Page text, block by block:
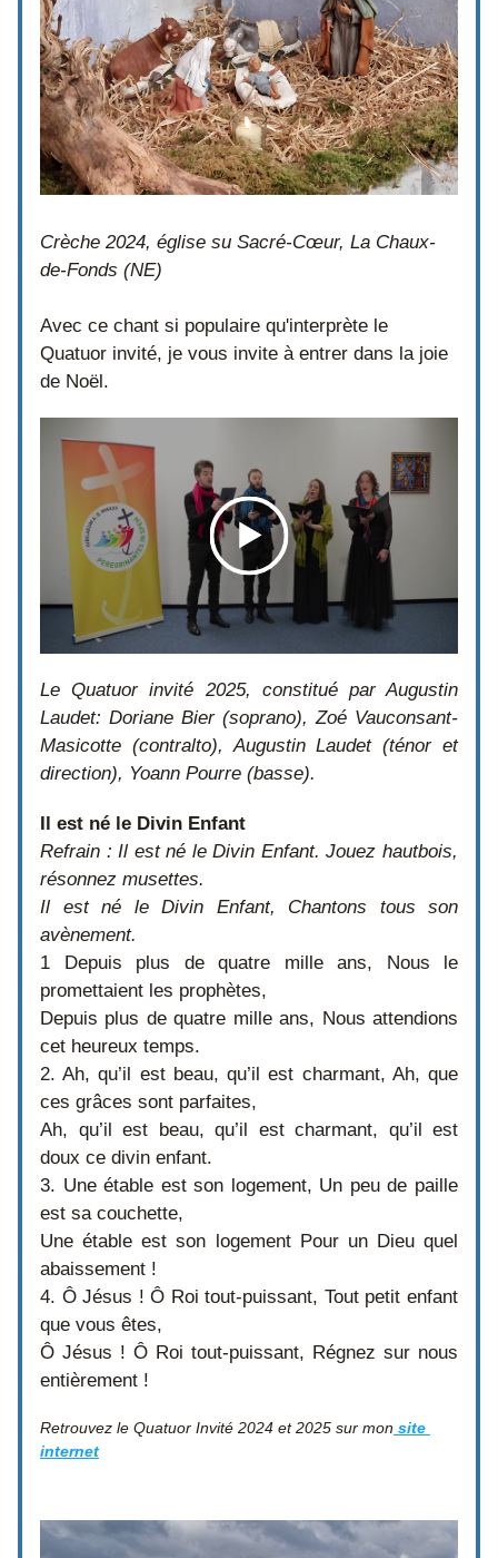
Crèche 2024, église su Sacré-Cœur, La Chaux-
de-Fonds (NE)
Avec ce chant si populaire qu'interprète le
Quatuor invité, je vous invite à entrer dans la joie
de Noël.
Le Quatuor invité 2025, constitué par Augustin
Laudet: Doriane Bier (soprano), Zoé Vauconsant-
Masicotte (contralto), Augustin Laudet (ténor et
direction), Yoann Pourre (basse).
Il est né le Divin Enfant
Refrain : Il est né le Divin Enfant. Jouez hautbois,
résonnez musettes.
Il est né le Divin Enfant, Chantons tous son
avènement.
1 Depuis plus de quatre mille ans, Nous le
promettaient les prophètes,
Depuis plus de quatre mille ans, Nous attendions
cet heureux temps.
2. Ah, qu’il est beau, qu’il est charmant, Ah, que
ces grâces sont parfaites,
Ah, qu’il est beau, qu’il est charmant, qu’il est
doux ce divin enfant.
3. Une étable est son logement, Un peu de paille
est sa couchette,
Une étable est son logement Pour un Dieu quel
abaissement !
4. Ô Jésus ! Ô Roi tout-puissant, Tout petit enfant
que vous êtes,
Ô Jésus ! Ô Roi tout-puissant, Régnez sur nous
entièrement !
Retrouvez le Quatuor Invité 2024 et 2025 sur mon site
internet